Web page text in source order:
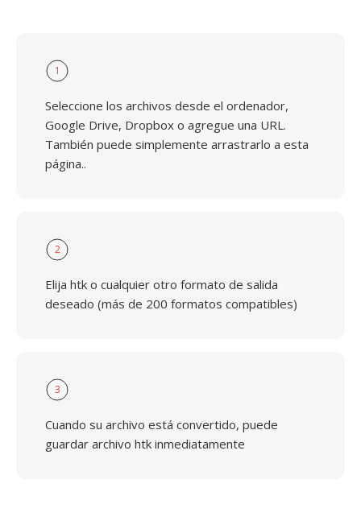
1
Seleccione los archivos desde el ordenador,
Google Drive, Dropbox o agregue una URL.
También puede simplemente arrastrarlo a esta
página..
2
Elija htk o cualquier otro formato de salida
deseado (más de 200 formatos compatibles)
3
Cuando su archivo está convertido, puede
guardar archivo htk inmediatamente